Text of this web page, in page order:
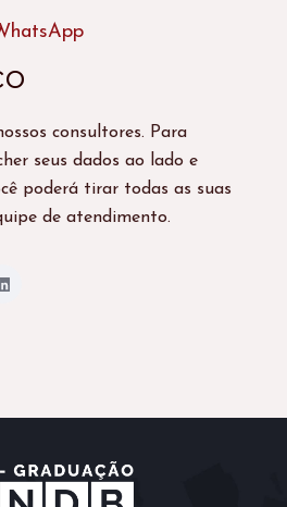
consultores. Para
seus dados ao lado e
poderá tirar todas as suas
de atendimento.